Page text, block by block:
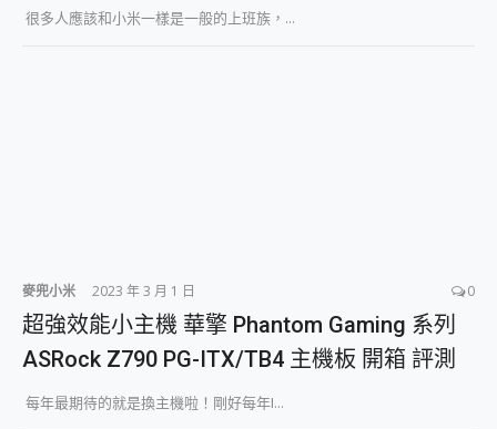
很多人應該和小米一樣是一般的上班族，...
麥兜小米 2023 年 3 月 1 日 0
超強效能小主機 華擎 Phantom Gaming 系列
ASRock Z790 PG-ITX/TB4 主機板 開箱 評測
每年最期待的就是換主機啦！剛好每年I...